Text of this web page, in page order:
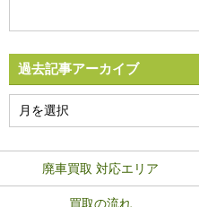
過去記事アーカイブ
廃車買取 対応エリア
買取の流れ